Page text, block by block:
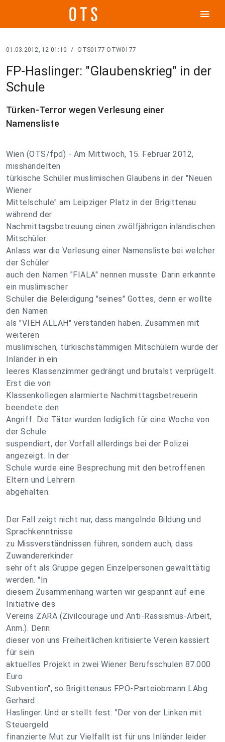
menu
01.03.2012, 12:01:10 / OTS0177 OTW0177
FP-Haslinger: "Glaubenskrieg" in der
Schule
Türken-Terror wegen Verlesung einer
Namensliste
Wien (OTS/fpd) - Am Mittwoch, 15. Februar 2012,
misshandelten
türkische Schüler muslimischen Glaubens in der "Neuen
Wiener
Mittelschule" am Leipziger Platz in der Brigittenau
während der
Nachmittagsbetreuung einen zwölfjährigen inländischen
Mitschüler.
Anlass war die Verlesung einer Namensliste bei welcher
der Schüler
auch den Namen "FIALA" nennen musste. Darin erkannte
ein muslimischer
Schüler die Beleidigung "seines" Gottes, denn er wollte
den Namen
als "VIEH ALLAH" verstanden haben. Zusammen mit
weiteren
muslimischen, türkischstämmigen Mitschülern wurde der
Inländer in ein
leeres Klassenzimmer gedrängt und brutalst verprügelt.
Erst die von
Klassenkollegen alarmierte Nachmittagsbetreuerin
beendete den
Angriff. Die Täter wurden lediglich für eine Woche von
der Schule
suspendiert, der Vorfall allerdings bei der Polizei
angezeigt. In der
Schule wurde eine Besprechung mit den betroffenen
Eltern und Lehrern
abgehalten.
Der Fall zeigt nicht nur, dass mangelnde Bildung und
Sprachkenntnisse
zu Missverständnissen führen, sondern auch, dass
Zuwandererkinder
sehr oft als Gruppe gegen Einzelpersonen gewalttätig
werden. "In
diesem Zusammenhang warten wir gespannt auf eine
Initiative des
Vereins ZARA (Zivilcourage und Anti-Rassismus-Arbeit,
Anm.). Denn
dieser von uns Freiheitlichen kritisierte Verein kassiert
für sein
aktuelles Projekt in zwei Wiener Berufsschulen 87.000
Euro
Subvention", so Brigittenaus FPÖ-Parteiobmann LAbg.
Gerhard
Haslinger. Und er stellt fest: "Der von der Linken mit
Steuergeld
finanzierte Mut zur Vielfallt ist für uns Inländer leider